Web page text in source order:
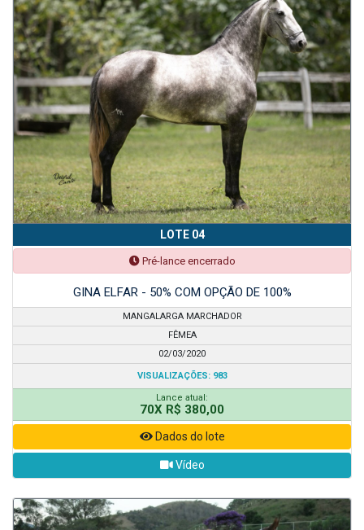
LOTE 04
Pré-lance encerrado
GINA ELFAR - 50% COM OPÇÃO DE 100%
MANGALARGA MARCHADOR
FÊMEA
02/03/2020
VISUALIZAÇÕES: 983
Lance atual:
70X R$ 380,00
Dados do lote
Vídeo